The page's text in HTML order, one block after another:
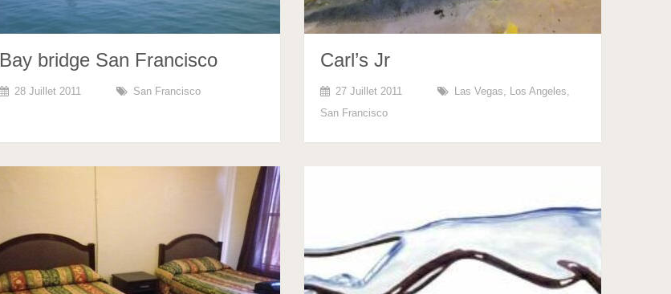
Bay bridge San Francisco
28 Juillet 2011 San Francisco
Carl’s Jr
27 Juillet 2011 Las Vegas, Los Angeles,
San Francisco